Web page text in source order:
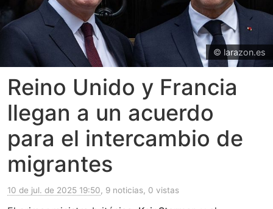
© larazon.es
Reino Unido y Francia
llegan a un acuerdo
para el intercambio de
migrantes
10 de jul. de 2025 19:50, 9 noticias, 0 vistas